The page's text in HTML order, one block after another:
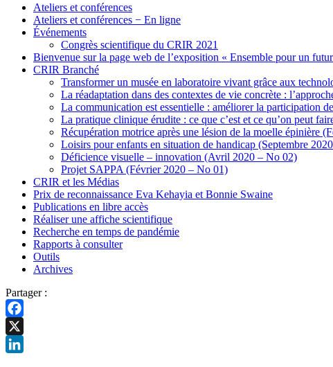
Ateliers et conférences
Ateliers et conférences − En ligne
Événements
Congrès scientifique du CRIR 2021
Bienvenue sur la page web de l’exposition « Ensemble pour un
CRIR Branché
Transformer un musée en laboratoire vivant grâce aux
La réadaptation dans des contextes de vie concrète :
La communication est essentielle : améliorer la participation
La pratique clinique érudite : ce que c’est et ce qu’on peut
Récupération motrice après une lésion de la moelle épinière
Loisirs pour enfants en situation de handicap (Septembre
Déficience visuelle – innovation (Avril 2020 – No 02)
Projet SAPPA (Février 2020 – No 01)
CRIR et les Médias
Prix de reconnaissance Eva Kehayia et Bonnie Swaine
Publications en libre accès
Réaliser une affiche scientifique
Recherche en temps de pandémie
Rapports à consulter
Outils
Archives
Partager :
Facebook
X